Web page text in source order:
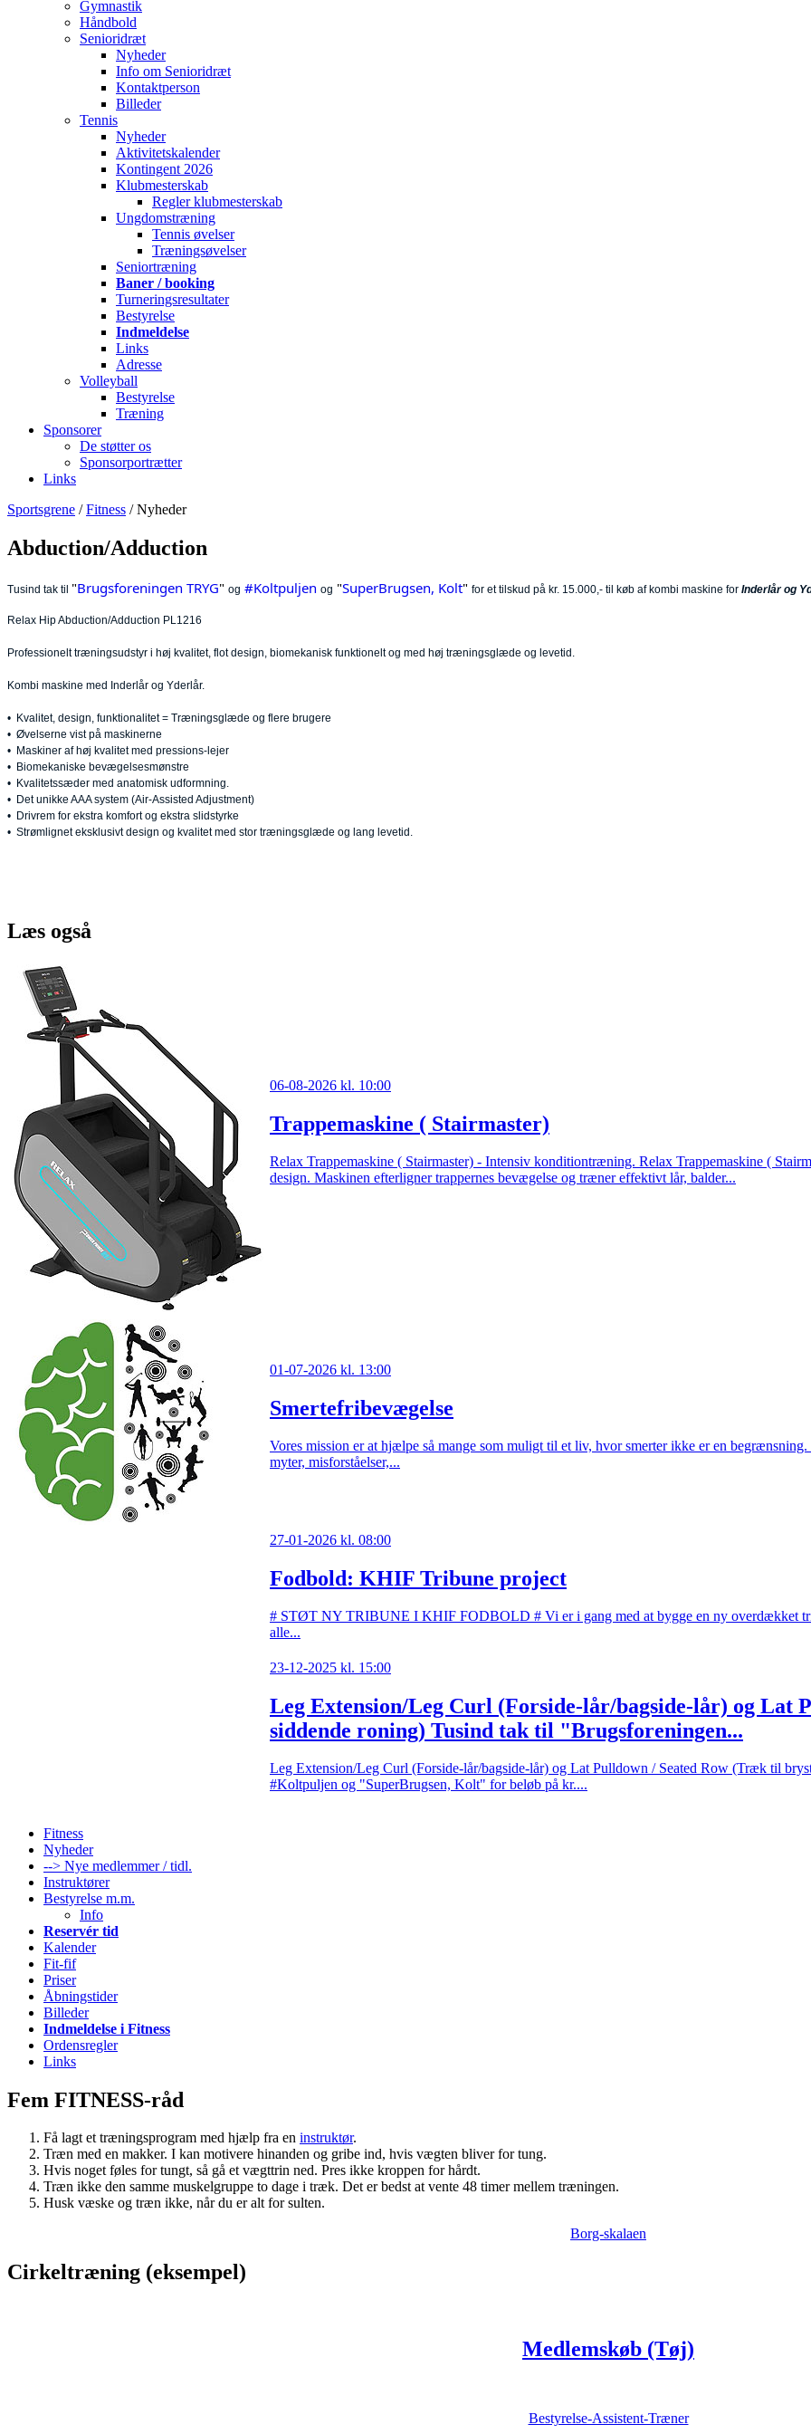
Gymnastik
Håndbold
Senioridræt
Nyheder
Info om Senioridræt
Kontaktperson
Billeder
Tennis
Nyheder
Aktivitetskalender
Kontingent 2026
Klubmesterskab
Regler klubmesterskab
Ungdomstræning
Tennis øvelser
Træningsøvelser
Seniortræning
Baner / booking
Turneringsresultater
Bestyrelse
Indmeldelse
Links
Adresse
Volleyball
Bestyrelse
Træning
Sponsorer
De støtter os
Sponsorportrætter
Links
Sportsgrene /Fitness / Nyheder
Abduction/Adduction
Tusind tak til "Brugsforeningen TRYG" og #Koltpuljen og "SuperBrugsen, Kolt" for et tilskud på kr. 15.000,- til køb af kombi maskine for Inderlår og
Relax Hip Abduction/Adduction PL1216
Professionelt træningsudstyr i høj kvalitet, flot design, biomekanisk funktionelt og med høj træningsglæde og levetid.
Kombi maskine med Inderlår og Yderlår.
• Kvalitet, design, funktionalitet = Træningsglæde og flere brugere
• Øvelserne vist på maskinerne
• Maskiner af høj kvalitet med pressions-lejer
• Biomekaniske bevægelsesmønstre
• Kvalitetssæder med anatomisk udformning.
• Det unikke AAA system (Air-Assisted Adjustment)
• Drivrem for ekstra komfort og ekstra slidstyrke
• Strømlignet eksklusivt design og kvalitet med stor træningsglæde og lang levetid.
Læs også
06-08-2026 kl. 10:00
Trappemaskine ( Stairmaster)
Relax Trappemaskine ( Stairmaster) - Intensiv konditiontræning. Relax Trappemaskine (
design. Maskinen efterligner trappernes bevægelse og træner effektivt lår, balder...
01-07-2026 kl. 13:00
Smertefribevægelse
Vores mission er at hjælpe så mange som muligt til et liv, hvor smerter ikke er en
myter, misforståelser,...
27-01-2026 kl. 08:00
Fodbold: KHIF Tribune project
# STØT NY TRIBUNE I KHIF FODBOLD # Vi er i gang med at bygge en ny overdækket
alle...
23-12-2025 kl. 15:00
Leg Extension/Leg Curl (Forside-lår/bagside-lår) og Lat
siddende roning) Tusind tak til "Brugsforeningen...
Leg Extension/Leg Curl (Forside-lår/bagside-lår) og Lat Pulldown / Seated Row (Træk til
#Koltpuljen og "SuperBrugsen, Kolt" for beløb på kr....
Fitness
Nyheder
--> Nye medlemmer / tidl.
Instruktører
Bestyrelse m.m.
Info
Reservér tid
Kalender
Fit-fif
Priser
Åbningstider
Billeder
Indmeldelse i Fitness
Ordensregler
Links
Fem FITNESS-råd
Få lagt et træningsprogram med hjælp fra en instruktør.
Træn med en makker. I kan motivere hinanden og gribe ind, hvis vægten bliver for tung.
Hvis noget føles for tungt, så gå et vægttrin ned. Pres ikke kroppen for hårdt.
Træn ikke den samme muskelgruppe to dage i træk. Det er bedst at vente 48 timer mellem træningen.
Husk væske og træn ikke, når du er alt for sulten.
Borg-skalaen
Cirkeltræning (eksempel)
Medlemskøb (Tøj)
Bestyrelse-Assistent-Træner